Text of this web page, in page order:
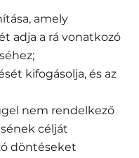
amely
adja a rá vonatkozó
kifogásolja, és az
nem rendelkező
célját
döntéseket